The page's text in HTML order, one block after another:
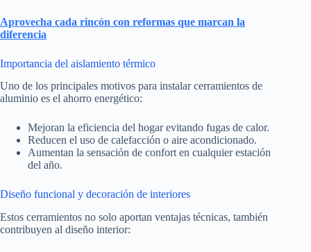
Aprovecha cada rincón con reformas que marcan la
diferencia
Importancia del aislamiento térmico
Uno de los principales motivos para instalar cerramientos de
aluminio es el ahorro energético:
Mejoran la eficiencia del hogar evitando fugas de calor.
Reducen el uso de calefacción o aire acondicionado.
Aumentan la sensación de confort en cualquier estación
del año.
Diseño funcional y decoración de interiores
Estos cerramientos no solo aportan ventajas técnicas, también
contribuyen al diseño interior: